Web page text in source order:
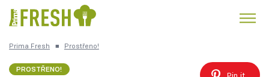
Prima Fresh ■ Prostřeno!
PROSTŘENO!
Pin it